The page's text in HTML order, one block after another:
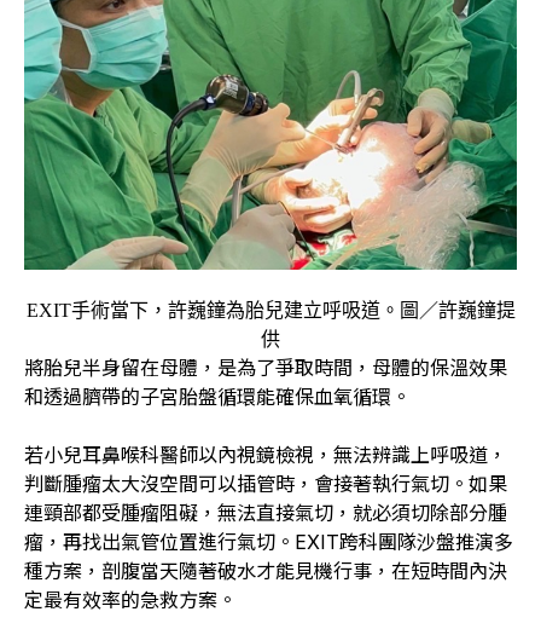
EXIT手術當下，許巍鐘為胎兒建立呼吸道。圖／許巍鐘提
供
將胎兒半身留在母體，是為了爭取時間，母體的保溫效果
和透過臍帶的子宮胎盤循環能確保血氧循環。
若小兒耳鼻喉科醫師以內視鏡檢視，無法辨識上呼吸道，
判斷腫瘤太大沒空間可以插管時，會接著執行氣切。如果
連頸部都受腫瘤阻礙，無法直接氣切，就必須切除部分腫
瘤，再找出氣管位置進行氣切。EXIT跨科團隊沙盤推演多
種方案，剖腹當天隨著破水才能見機行事，在短時間內決
定最有效率的急救方案。